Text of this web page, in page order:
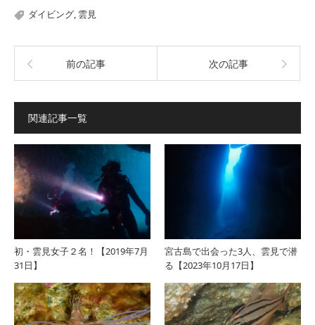
ダイビング, 雲見
前の記事 次の記事
関連記事一覧
初・雲見女子２名！【2019年7月
31日】
宮古島で出会った3人、雲見で潜
る【2023年10月17日】